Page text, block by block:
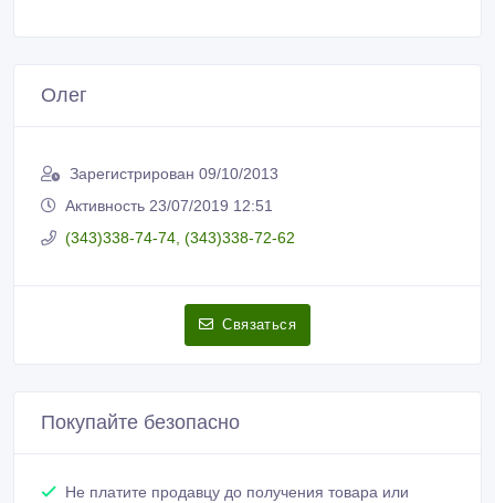
Олег
Зарегистрирован 09/10/2013
Активность 23/07/2019 12:51
(343)338-74-74, (343)338-72-62
Связаться
Покупайте безопасно
Не платите продавцу до получения товара или